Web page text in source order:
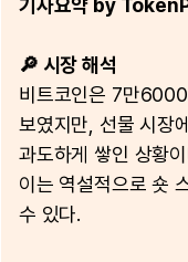
기사요약 by
🔎 시장 해석
비트코인은 7만
보였지만, 선물 시장
과도하게 쌓인 상황
이는 역설적으로 숏
수 있다.